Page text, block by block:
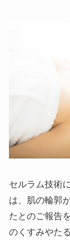
セルラム技術
は、肌の輪郭
たとのご報告
のくすみやた